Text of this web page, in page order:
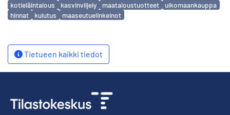
kotieläintalous
kasvinviljely maataloustuotteet
ulkomaankauppa
hinnat
kulutus maaseutuelinkeinot
Tietueen kaikki tiedot